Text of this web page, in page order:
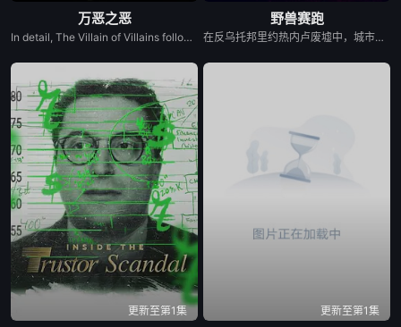
万恶之恶
In detail, The Villain of Villains follows 12-year-old rebellious Stephanie, who dreams of becoming a superhero like her late mother but fails the entrance exam to the Hero School. She gets a second chance if she infiltrates the Villain School to retrieve a powerful artefact that's been stolen. At the Villain School, her loyalty is tested, and her search leads her to the Villai...
野兽赛跑
在反乌托邦里约热内卢废墟中，城市被阶级斗争撕裂，人们沉迷于血腥竞技。一位抵抗运动领袖为拯救妹妹免于遭遇比死亡更惨烈的命运，被迫卷入一场暴力而高风险的竞赛。
更新至第1集 更新至第1集